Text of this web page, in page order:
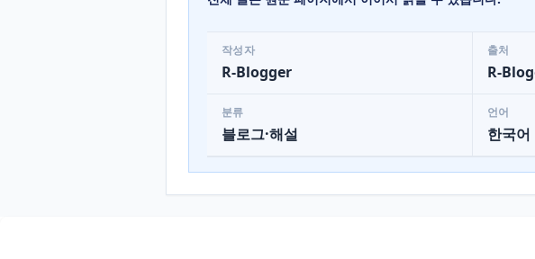
작성자
R-Blogger
출처
R-
분류
블로그·해설
언어
한국어